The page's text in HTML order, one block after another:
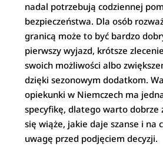
nadal potrzebują codziennej
bezpieczeństwa. Dla osób
granicą może to być bardzo
pierwszy wyjazd, krótsze
swoich możliwości albo
dzięki sezonowym dodatkom.
opiekunki w Niemczech ma
specyfikę, dlatego warto dobrze
się wiąże, jakie daje szanse i na
uwagę przed podjęciem decyzji.